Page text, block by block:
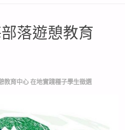
落遊憩教育
教育中心 在地實踐種子學生徵選